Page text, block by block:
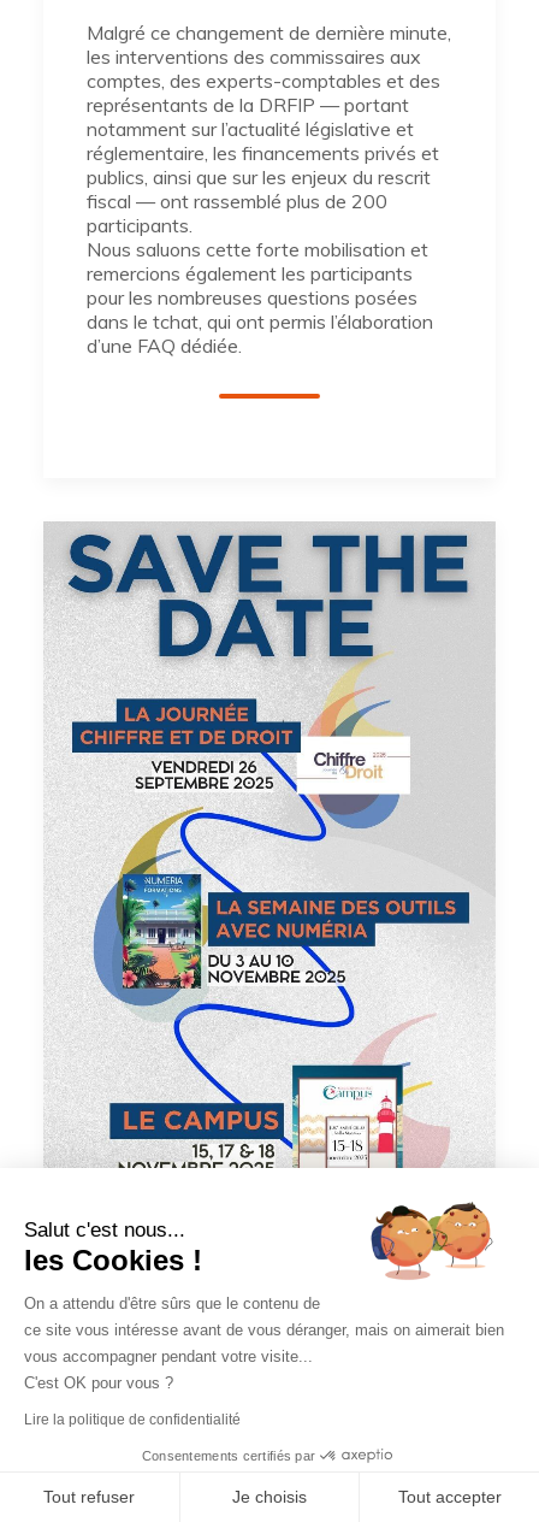
Malgré ce changement de dernière minute,
les interventions des commissaires aux
comptes, des experts-comptables et des
représentants de la DRFIP — portant
notamment sur l’actualité législative et
réglementaire, les financements privés et
publics, ainsi que sur les enjeux du rescrit
fiscal — ont rassemblé plus de 200
participants.
Nous saluons cette forte mobilisation et
remercions également les participants
pour les nombreuses questions posées
dans le tchat, qui ont permis l’élaboration
d’une FAQ dédiée.
Salut c'est nous...
les Cookies !
On a attendu d'être sûrs que le contenu de
ce site vous intéresse avant de vous déranger, mais on aimerait bien
vous accompagner pendant votre visite...
C'est OK pour vous ?
Lire la politique de confidentialité
Consentements certifiés par
Tout refuser Je choisis Tout accepter